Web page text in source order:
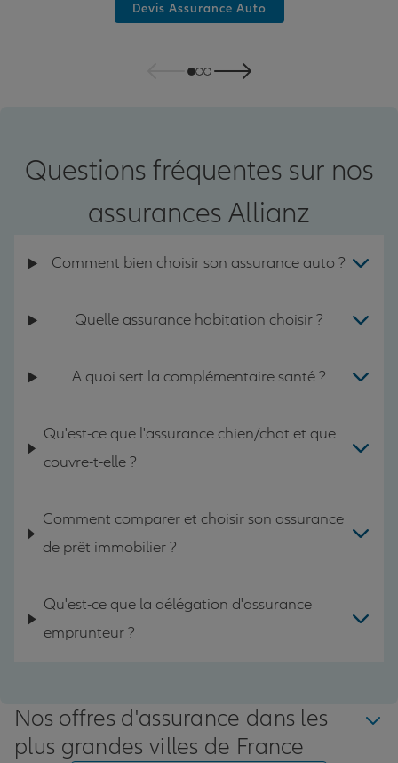
Devis Assurance Auto
Questions fréquentes sur nos
assurances Allianz
Comment bien choisir son assurance auto ?
Quelle assurance habitation choisir ?
A quoi sert la complémentaire santé ?
Qu'est-ce que l'assurance chien/chat et que
couvre-t-elle ?
Comment comparer et choisir son assurance
de prêt immobilier ?
Qu'est-ce que la délégation d'assurance
emprunteur ?
Nos offres d'assurance dans les
plus grandes villes de France